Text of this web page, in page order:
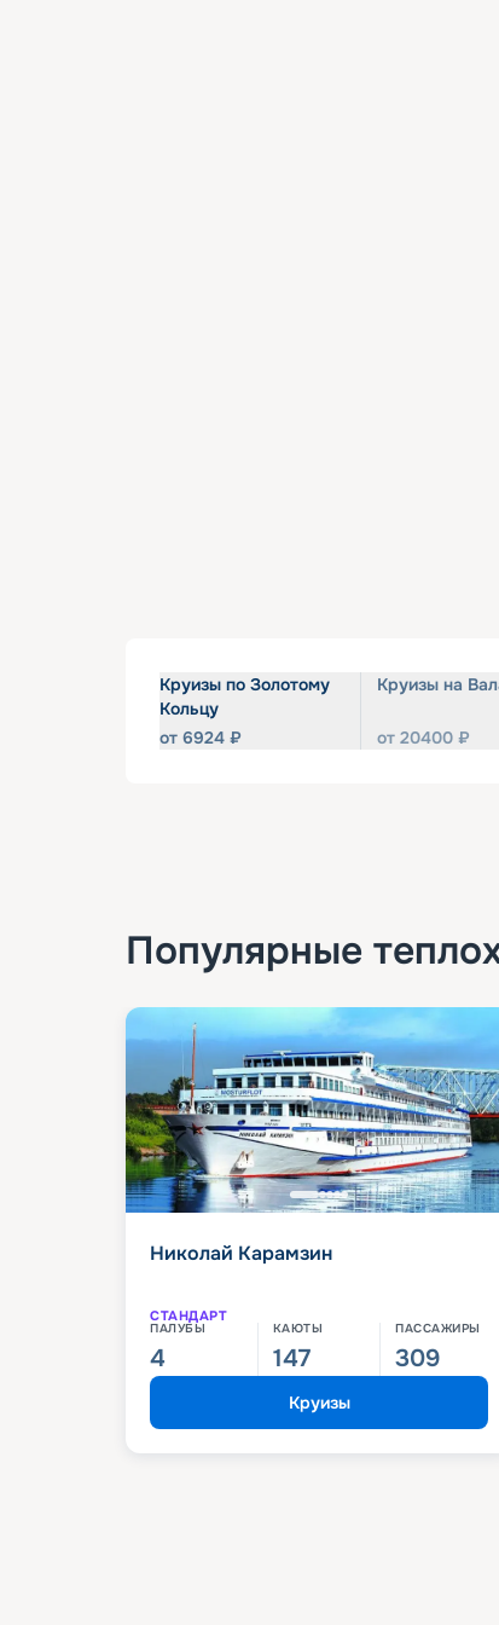
Круизы по Золотому
Кольцу
от 6924 ₽
Круизы на
от 20400 ₽
Популярные
Николай Карамзин
СТАНДАРТ
ПАЛУБЫ
4
КАЮТЫ
147
ПАССАЖИРЫ
309
Круизы